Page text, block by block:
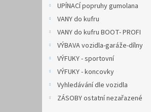
UPÍNACÍ popruhy gumolana
VANY do kufru
VANY do kufru BOOT- PROFI
VÝBAVA vozidla-garáže-dílny
VÝFUKY - sportovní
VÝFUKY - koncovky
Vyhledávání dle vozidla
ZÁSOBY ostatní nezařazené